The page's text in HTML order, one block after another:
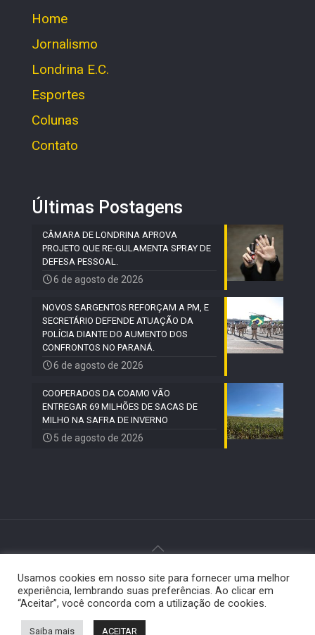
Home
Jornalismo
Londrina E.C.
Esportes
Colunas
Contato
Últimas Postagens
CÂMARA DE LONDRINA APROVA
PROJETO QUE RE-GULAMENTA SPRAY DE
DEFESA PESSOAL.
6 de agosto de 2026
NOVOS SARGENTOS REFORÇAM A PM, E
SECRETÁRIO DEFENDE ATUAÇÃO DA
POLÍCIA DIANTE DO AUMENTO DOS
CONFRONTOS NO PARANÁ.
6 de agosto de 2026
COOPERADOS DA COAMO VÃO
ENTREGAR 69 MILHÕES DE SACAS DE
MILHO NA SAFRA DE INVERNO
5 de agosto de 2026
© 2024 Paiquerê - Todos os direitos reservados |
Desenvolvido porElemento Visual .
Usamos cookies em nosso site para fornecer uma melhor
experiência, lembrando suas preferências. Ao clicar em
“Aceitar”, você concorda com a utilização de cookies.
Saiba mais ACEITAR